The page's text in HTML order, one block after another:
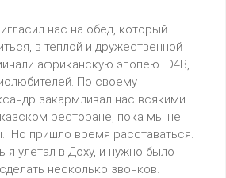
нас на обед, который
в теплой и дружественной
африканскую эпопею D4B,
По своему
закармливал нас всякими
ресторане, пока мы не
Но пришло время расставаться.
улетал в Доху, и нужно было
несколько звонков.